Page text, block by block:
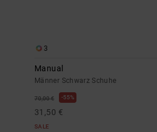
3
Manual
Männer Schwarz Schuhe
70,00 € 55%
31,50 €
SALE